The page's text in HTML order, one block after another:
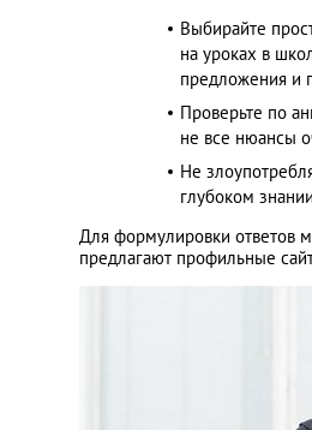
Выбирайте
на уроках в
предложения и
Проверьте по
не все нюансы
Не
глубоком
Для формулировки ответов
предлагают профильные